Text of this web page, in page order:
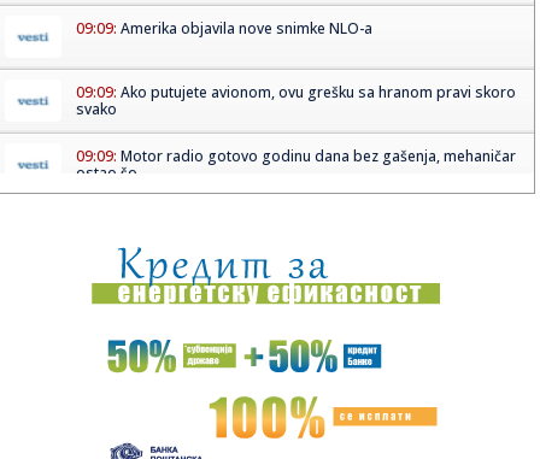
09:09: Amerika objavila nove snimke NLO-a
09:09: Ako putujete avionom, ovu grešku sa hranom pravi skoro
svako
09:09: Motor radio gotovo godinu dana bez gašenja, mehaničar
ostao šo...
09:08:АМСС: На граничном прелазу ...
09:09:Na Batrovcima se od jutros čeka oko četiri sata
Rutina Šeltona